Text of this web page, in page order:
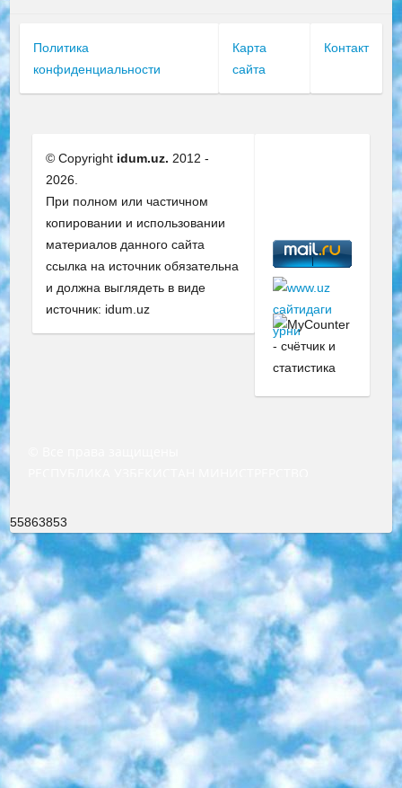
Политика
конфиденциальности
Карта
сайта
Контакт
© Copyright idum.uz. 2012 -
2026.
При полном или частичном
копировании и использовании
материалов данного сайта
ссылка на источник обязательна
и должна выглядеть в виде
источник: idum.uz
55863853